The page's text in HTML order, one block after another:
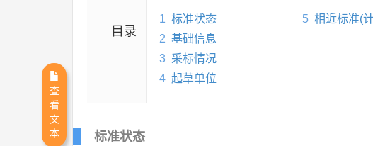
目录
1 标准状态
2 基础信息
3 采标情况
4 起草单位
5 相近标准(
标准状态
查
看
文
本